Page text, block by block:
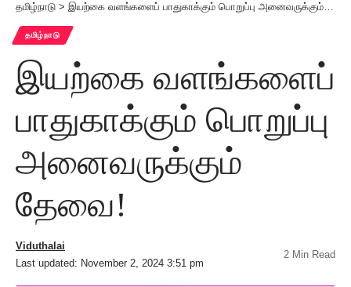
தமிழ்நாடு > இயற்கை வளங்களைப் பாதுகாக்கும் பொறுப்பு அனைவருக்கும் தேவை!
தமிழ்நாடு
இயற்கை வளங்களைப்
பாதுகாக்கும் பொறுப்பு
அனைவருக்கும்
தேவை!
Last updated: November 2, 2024 3:51 pm
Viduthalai
2 Min Read